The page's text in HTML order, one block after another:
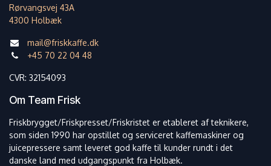
Rørvangsvej 43A
4300 Holbæk
mail@friskkaffe.dk
+45 70 22 04 48
CVR: 32154093
Om Team Frisk
Friskbrygget/Friskpresset/Friskristet er etableret af teknikere,
som siden 1990 har opstillet og serviceret kaffemaskiner og
juicepressere samt leveret god kaffe til kunder rundt i det
danske land med udgangspunkt fra Holbæk.